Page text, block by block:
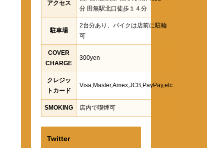
アクセス
分 田無駅北口徒歩１４分
駐車場
2台分あり、バイクは店前に駐輪
可
COVER
CHARGE
300yen
クレジッ
トカード
Visa,Master,Amex,JCB,PayPay,etc
SMOKING 店内で喫煙可
Twitter